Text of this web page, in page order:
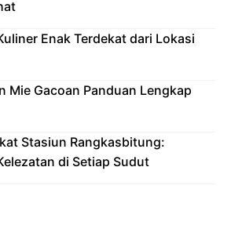
Enak Terdekat dari Lokasi
Mie Gacoan Panduan Lengkap
Stasiun Rangkasbitung:
di Setiap Sudut